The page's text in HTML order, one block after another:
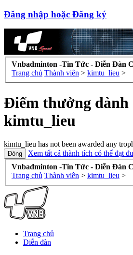
Đăng nhập hoặc Đăng ký
Vnbadminton -Tin Tức - Diễn Đàn
Trang chủ Thành viên > kimtu_lieu >
Điểm thưởng dành
kimtu_lieu
kimtu_lieu has not been awarded any
Xem tất cả thành tích có thể đạt
Vnbadminton -Tin Tức - Diễn Đàn
Trang chủ Thành viên > kimtu_lieu >
Trang chủ
Diễn đàn